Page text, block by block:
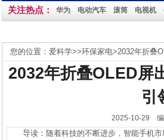
关注热点： 华为 电动汽车 滚筒 电视机
您的位置： 爱科学>>环保家电>2032年折叠
2032年折叠OLED屏
引
2025-10-29
导读：随着科技的不断进步，智能手机市